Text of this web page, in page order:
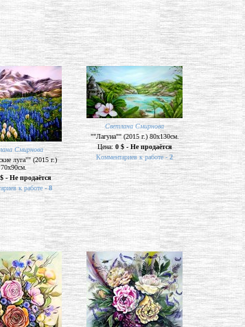
Смирнова
луга"" (2015 г.)
70х90см.
- Не продаётся
к работе -8
Светлана Смирнова
""Лагуна"" (2015 г.) 80х130см.
Цена: 0 $ - Не продаётся
Комментариев к работе -2